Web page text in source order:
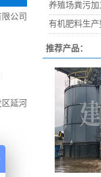
公司
延河
养殖场粪污
有机肥料生
推荐产品：